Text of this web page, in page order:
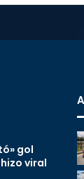
gol
viral